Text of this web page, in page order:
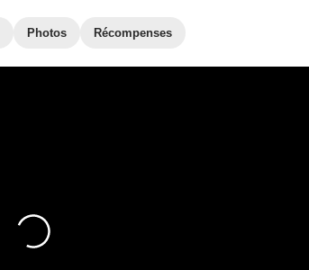
Photos Récompenses